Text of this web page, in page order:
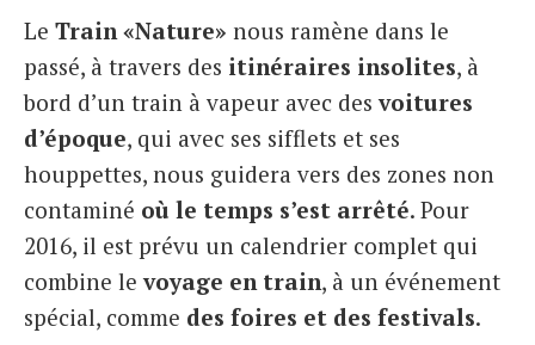
Le Train «Nature» nous ramène dans le
passé, à travers des itinéraires insolites, à
bord d’un train à vapeur avec desvoitures
d’époque, qui avec ses sifflets et ses
houppettes, nous guidera vers des zones non
contaminé où le temps s’est arrêté. Pour
2016, il est prévu un calendrier complet qui
combine levoyage en train, à un événement
spécial, comme des foires et des festivals.